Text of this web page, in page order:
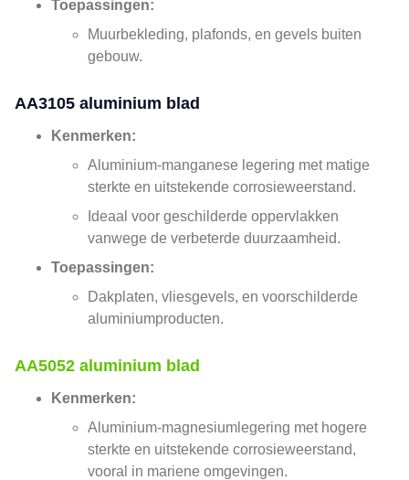
Toepassingen:
Muurbekleding, plafonds, en gevels buiten
gebouw.
AA3105 aluminium blad
Kenmerken:
Aluminium-manganese legering met matige
sterkte en uitstekende corrosieweerstand.
Ideaal voor geschilderde oppervlakken
vanwege de verbeterde duurzaamheid.
Toepassingen:
Dakplaten, vliesgevels, en voorschilderde
aluminiumproducten.
AA5052 aluminium blad
Kenmerken:
Aluminium-magnesiumlegering met hogere
sterkte en uitstekende corrosieweerstand,
vooral in mariene omgevingen.